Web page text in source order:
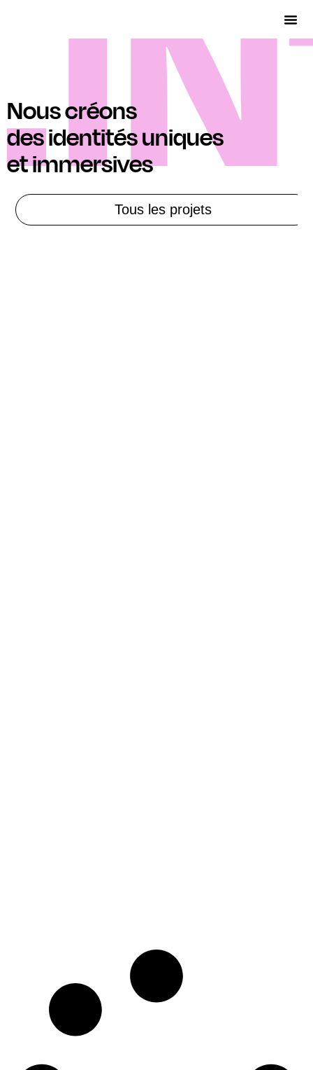
Nous créons
des identités uniques
et immersives
Tous les projets